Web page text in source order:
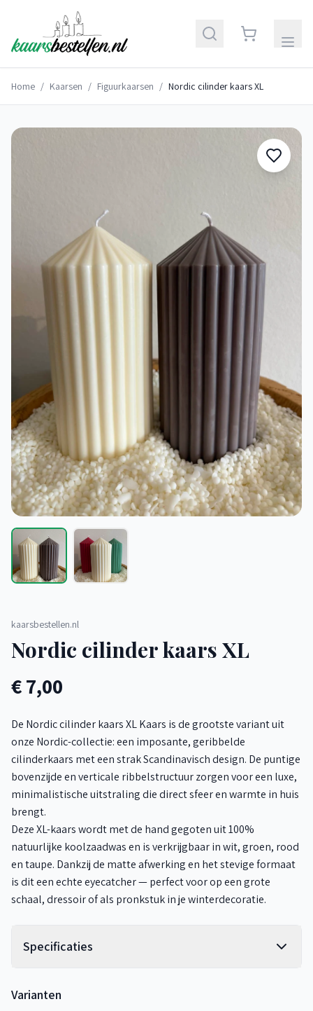
Home / Kaarsen / Figuurkaarsen / Nordic cilinder kaars XL
kaarsbestellen.nl
Nordic cilinder kaars XL
€ 7,00
De Nordic cilinder kaars XL Kaars is de grootste variant uit
onze Nordic-collectie: een imposante, geribbelde
cilinderkaars met een strak Scandinavisch design. De puntige
bovenzijde en verticale ribbelstructuur zorgen voor een luxe,
minimalistische uitstraling die direct sfeer en warmte in huis
brengt.
Deze XL-kaars wordt met de hand gegoten uit 100%
natuurlijke koolzaadwas en is verkrijgbaar in wit, groen, rood
en taupe. Dankzij de matte afwerking en het stevige formaat
is dit een echte eyecatcher — perfect voor op een grote
schaal, dressoir of als pronkstuk in je winterdecoratie.
Specificaties
Varianten